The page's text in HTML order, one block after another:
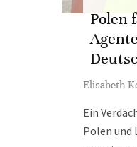
Polen
Elisabeth
Ein
Polen und